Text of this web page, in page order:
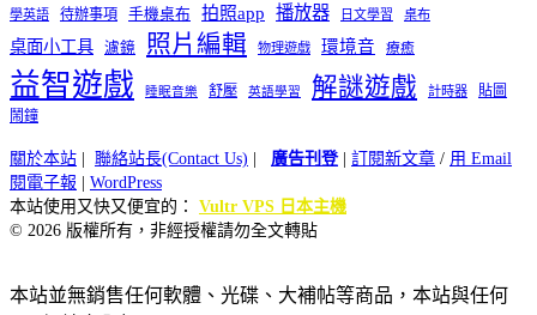
學英語 待辦事項 手機桌布 拍照app 播放器 日文學習 桌布
桌面小工具 濾鏡 照片編輯 物理遊戲 環境音 療癒
益智遊戲 睡眠音樂 舒壓 英語學習 解謎遊戲 計時器
貼圖
鬧鐘
關於本站 | 聯絡站長(Contact Us) | 廣告刊登| 訂閱新文章 / 用 Email
閱電子報 | WordPress
本站使用又快又便宜的： Vultr VPS 日本主機
© 2026 版權所有，非經授權請勿全文轉貼
本站並無銷售任何軟體、光碟、大補帖等商品，本站與任何